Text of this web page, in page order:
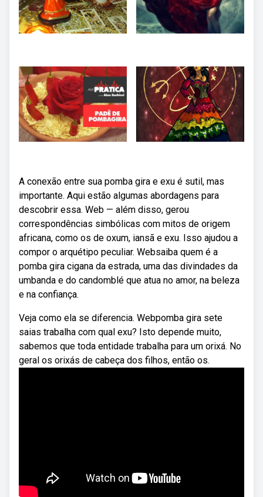
A conexão entre sua pomba gira e exu é sutil, mas
importante. Aqui estão algumas abordagens para
descobrir essa. Web — além disso, gerou
correspondências simbólicas com mitos de origem
africana, como os de oxum, iansã e exu. Isso ajudou a
compor o arquétipo peculiar. Websaiba quem é a
pomba gira cigana da estrada, uma das divindades da
umbanda e do candomblé que atua no amor, na beleza
e na confiança.
Veja como ela se diferencia. Webpomba gira sete
saias trabalha com qual exu? Isto depende muito,
sabemos que toda entidade trabalha para um orixá. No
geral os orixás de cabeça dos filhos, então os.